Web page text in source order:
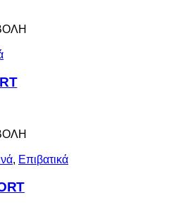
, Επιβατικά